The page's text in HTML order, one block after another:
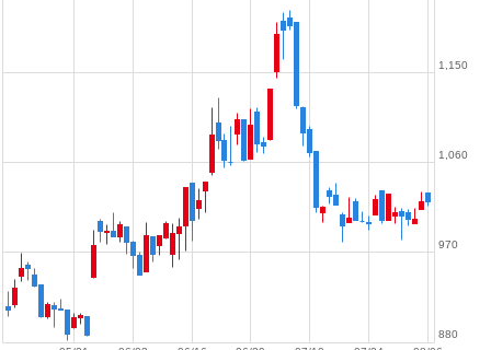
880
970
1,060
1,150